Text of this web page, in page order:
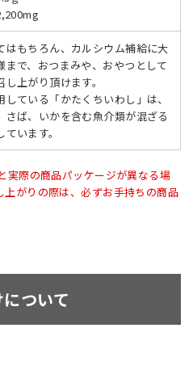
はもちろん、カルシウム補給に大
まで、おつまみや、おやつとして
上がり頂けます。
している「かたくちいわし」は、
さば、いかを含む魚介類が混ざる
います。
実際の商品パッケージが異なる場
がりの際は、必ずお手持ちの商品
ついて